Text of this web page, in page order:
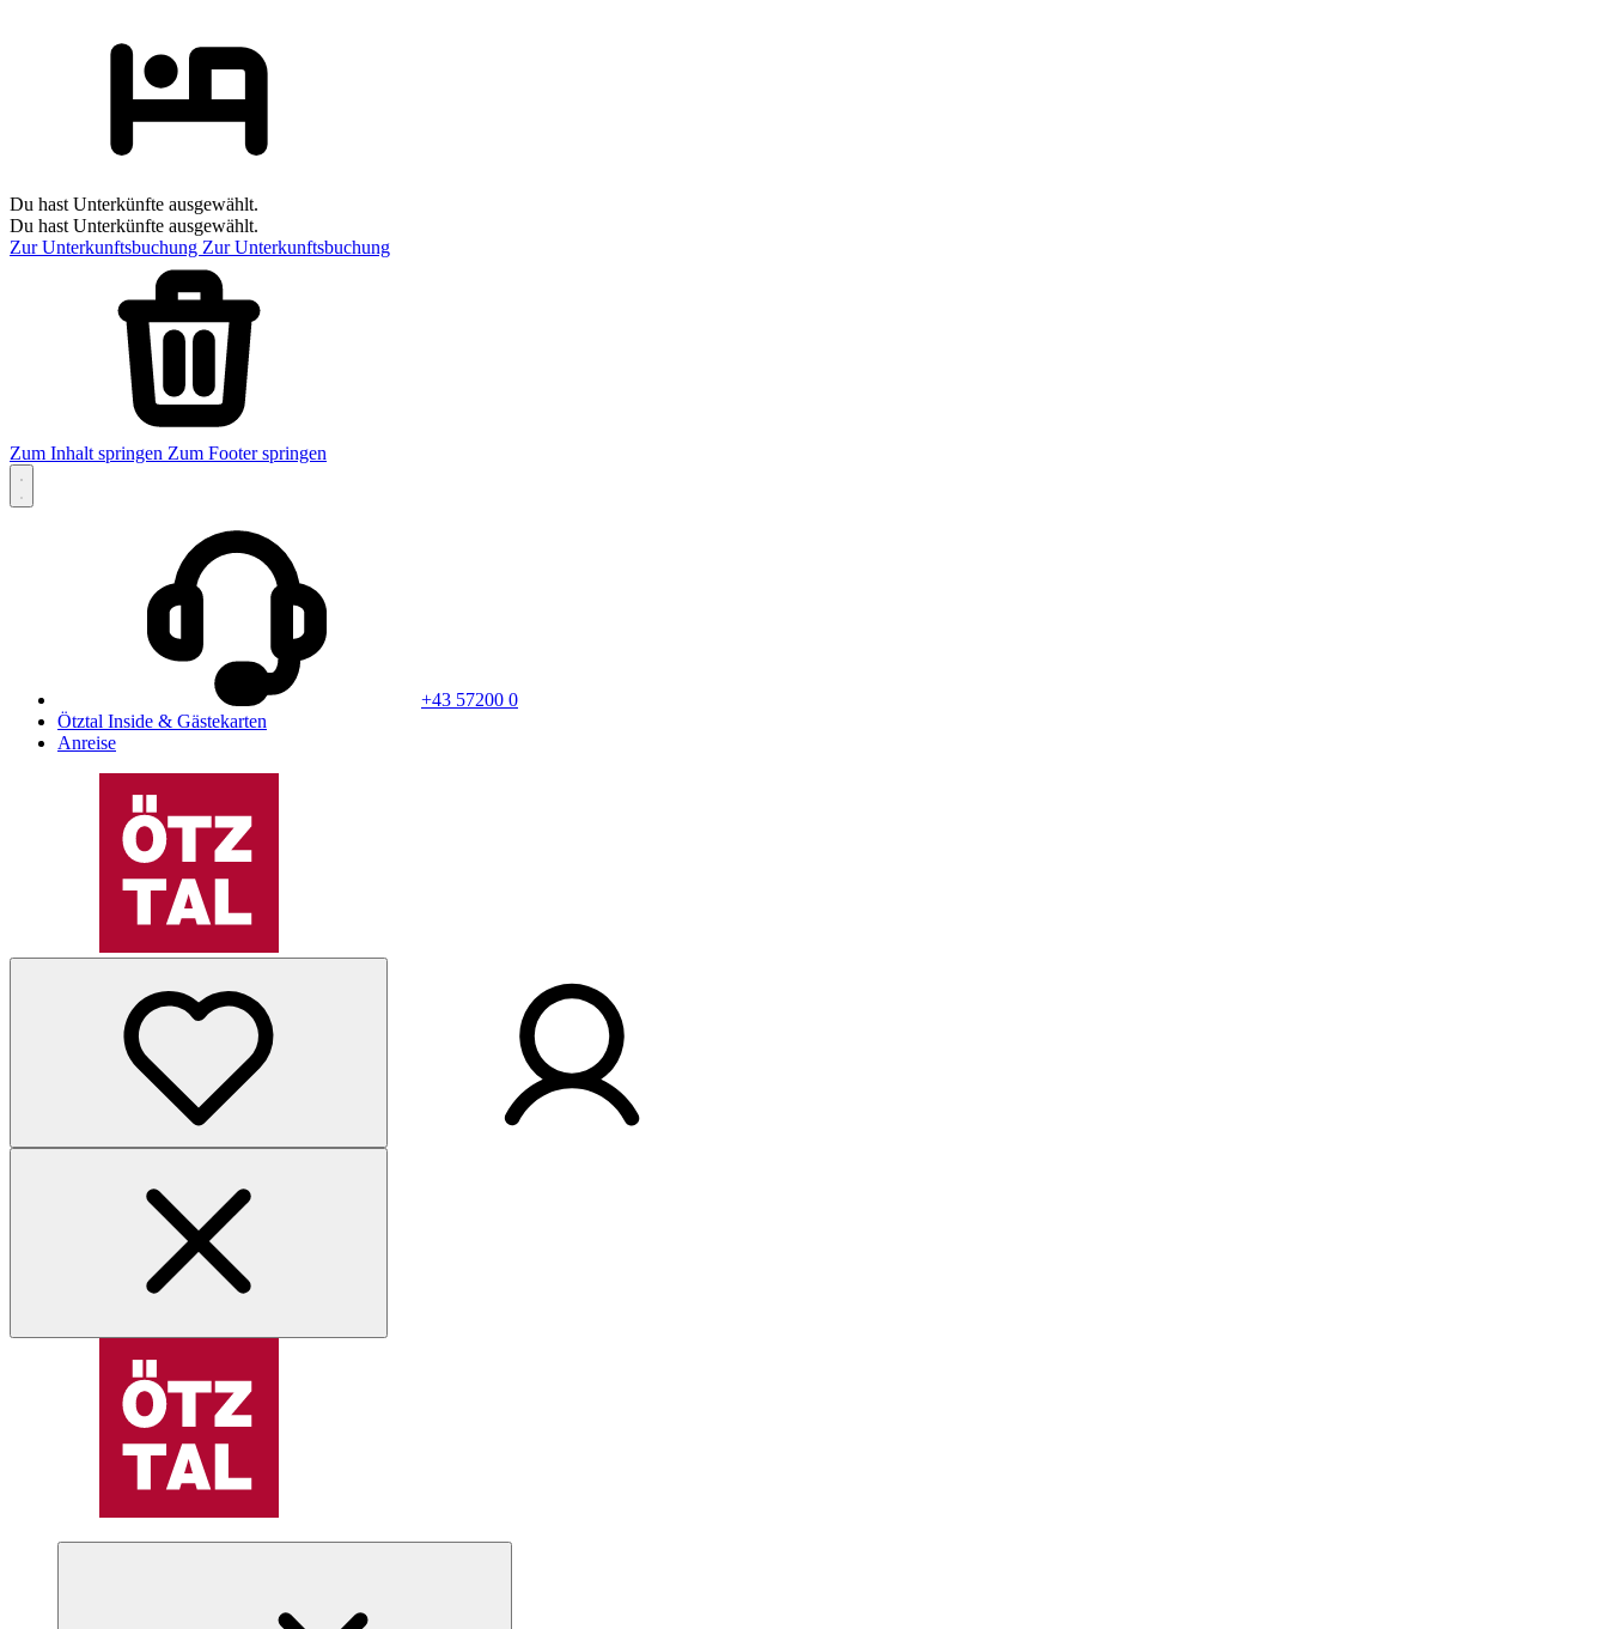
Du hast Unterkünfte ausgewählt.
Du hast Unterkünfte ausgewählt.
Zur Unterkunftsbuchung Zur Unterkunftsbuchung
Zum Inhalt springen Zum Footer springen
+43 57200 0
Ötztal Inside & Gästekarten
Anreise